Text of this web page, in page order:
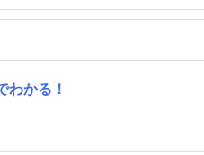
わかる！